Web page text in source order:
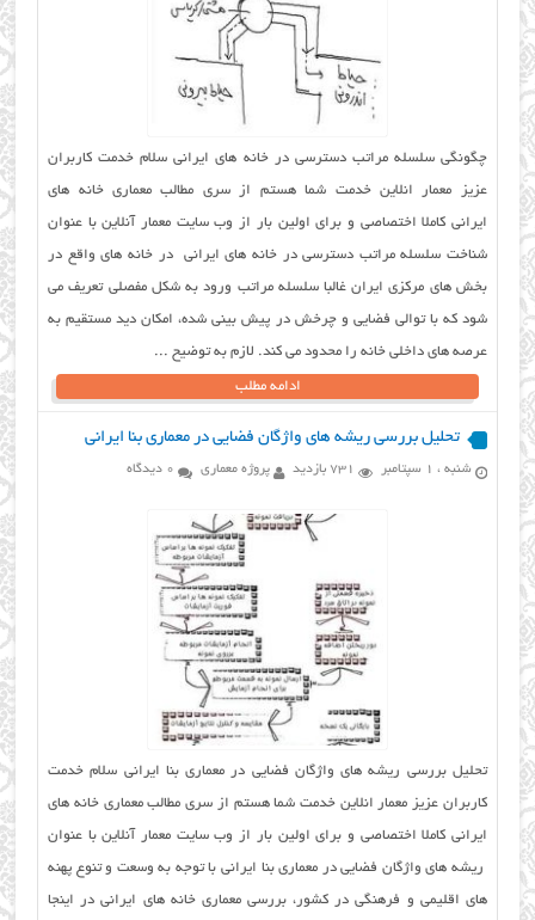
چگونگی سلسله مراتب دسترسی در خانه های ایرانی سلام خدمت کاربران
عزیز معمار انلاین خدمت شما هستم از سری مطالب معماری خانه های
ایرانی کاملا اختصاصی و برای اولین بار از وب سایت معمار آنلاین با عنوان
شناخت سلسله مراتب دسترسی در خانه های ایرانی در خانه های واقع در
بخش های مرکزی ایران غالبا سلسله مراتب ورود به شکل مفصلی تعریف می
شود که با توالی فضایی و چرخش در پیش بینی شده، امکان دید مستقیم به
عرصه های داخلی خانه را محدود می کند. لازم به توضیح ...
ادامه مطلب
تحلیل بررسی ریشه های واژگان فضایی در معماری بنا ایرانی
شنبه ، 1 سپتامبر 731 بازدید پروژه معماری 0 دیدگاه
تحلیل بررسی ریشه های واژگان فضایی در معماری بنا ایرانی سلام خدمت
کاربران عزیز معمار انلاین خدمت شما هستم از سری مطالب معماری خانه های
ایرانی کاملا اختصاصی و برای اولین بار از وب سایت معمار آنلاین با عنوان
ریشه های واژگان فضایی در معماری بنا ایرانی با توجه به وسعت و تنوع پهنه
های اقلیمی و فرهنگی در کشور، بررسی معماری خانه های ایرانی در اینجا